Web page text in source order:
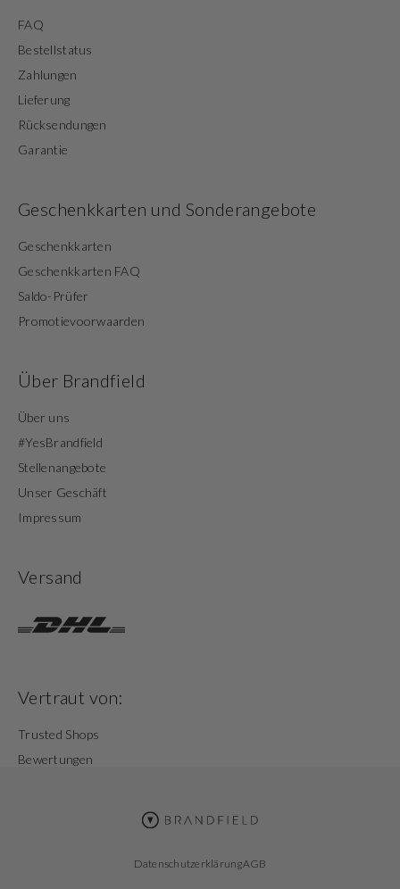
FAQ
Bestellstatus
Zahlungen
Lieferung
Rücksendungen
Garantie
Geschenkkarten und Sonderangebote
Geschenkkarten
Geschenkkarten FAQ
Saldo-Prüfer
Promotievoorwaarden
Über Brandfield
Über uns
#YesBrandfield
Stellenangebote
Unser Geschäft
Impressum
Versand
Vertraut von:
Trusted Shops
Bewertungen
DatenschutzerklärungAGB